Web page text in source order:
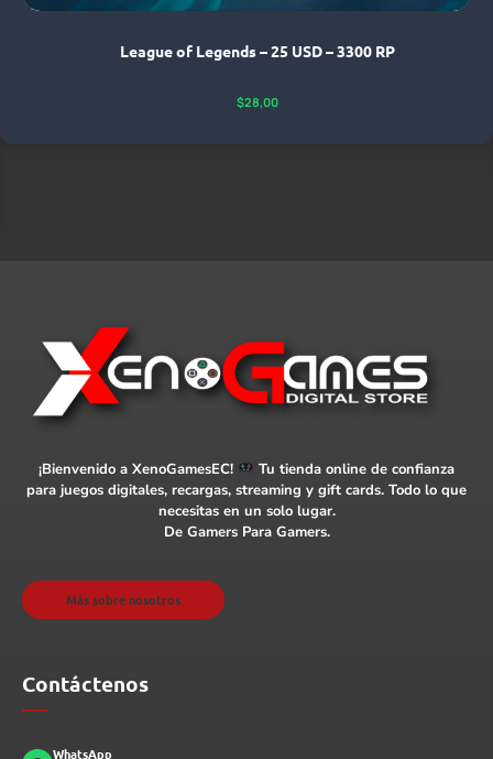
League of Legends – 25 USD – 3300 RP
$28,00
¡Bienvenido a XenoGamesEC!
Tu tienda online de confianza
para juegos digitales, recargas, streaming y gift cards. Todo lo que
necesitas en un solo lugar.
De Gamers Para Gamers.
Más sobre nosotros
Contáctenos
WhatsApp